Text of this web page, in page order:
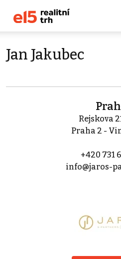
Jan Jakubec
Rejskova
Praha 2 -
+420 731
info@jaros-